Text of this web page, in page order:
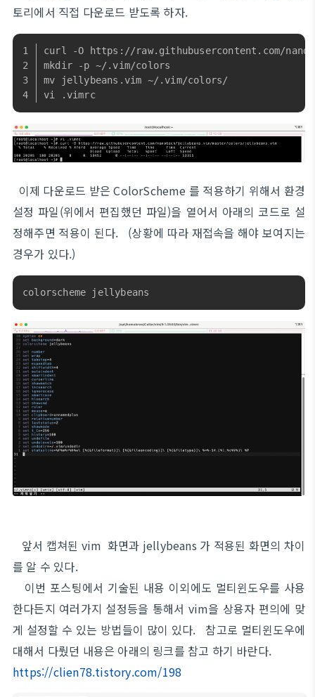
토리에서 직접 다운로드 받도록 하자.
curl -O https://raw.githubusercontent.com/
mkdir -p ~/.vim/colors
mv jellybeans.vim ~/.vim/colors/
vi .vimrc
이제 다운로드 받은 ColorScheme 를 적용하기 위해서 환경
설정 파일(위에서 편집했던 파일)을 열어서 아래의 코드로 설
정해주면 적용이 된다. (상황에 따라 재접속을 해야 보여지는
경우가 있다.)
colorscheme jellybeans
앞서 캡쳐된 vim 화면과 jellybeans 가 적용된 화면의 차이
를 알 수 있다.
이번 포스팅에서 기술된 내용 이외에도 멀티윈도우를 사용
한다든지 여러가지 설정등을 통해서 vim을 상용자 편의에 맞
게 설정할 수 있는 방법들이 많이 있다. 참고로 멀티윈도우에
대해서 다뤘던 내용은 아래의 링크를 참고 하기 바란다.
https://clien78.tistory.com/198